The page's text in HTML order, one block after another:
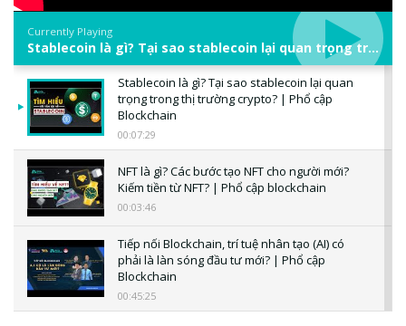
Currently Playing
Stablecoin là gì? Tại sao stablecoin lại quan trọng trong thị trường crypto? | Phổ cập Blockchain
Stablecoin là gì? Tại sao stablecoin lại quan
trọng trong thị trường crypto? | Phổ cập
Blockchain
00:07:29
NFT là gì? Các bước tạo NFT cho người mới?
Kiếm tiền từ NFT? | Phổ cập blockchain
00:03:46
Tiếp nối Blockchain, trí tuệ nhân tạo (AI) có
phải là làn sóng đầu tư mới? | Phổ cập
Blockchain
00:45:25